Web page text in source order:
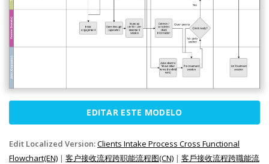
EDITAR ESTE MODELO
Edit Localized Version:Clients Intake Process Cross Functional
Flowchart(EN) | 客户接收流程跨职能流程图(CN) | 客戶接收流程跨職能流